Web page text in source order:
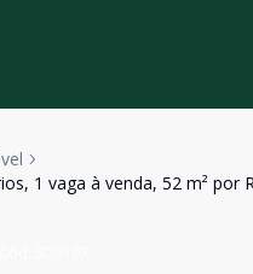
1 vaga à venda, 52 m² por